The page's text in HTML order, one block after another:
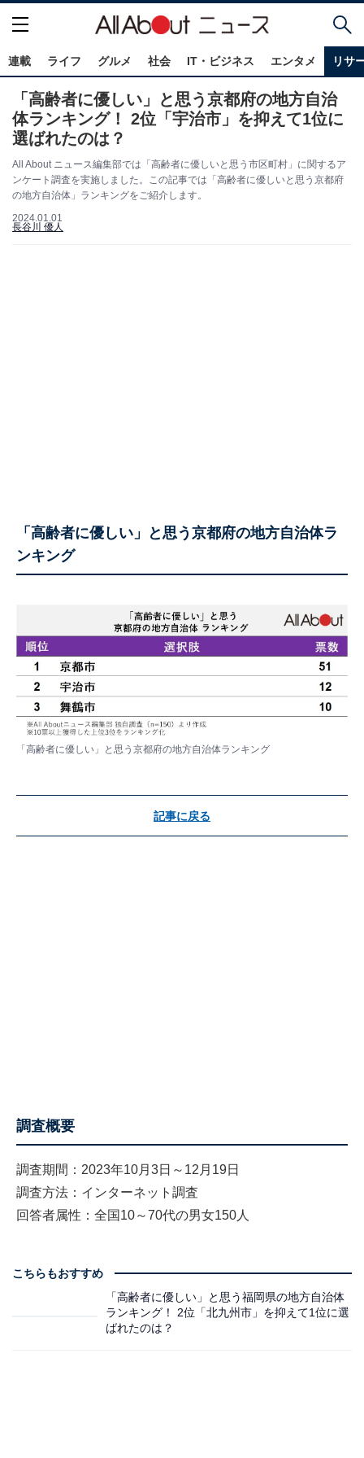
連載 ライフ グルメ 社会 IT・ビジネス エンタメ リサ
「高齢者に優しい」と思う京都府の地方自治
体ランキング！ 2位「宇治市」を抑えて1位に
選ばれたのは？
All About ニュース編集部では「高齢者に優しいと思う市区町村」に関するア
ンケート調査を実施しました。この記事では「高齢者に優しいと思う京都府
の地方自治体」ランキングをご紹介します。
2024.01.01
長谷川 優人
「高齢者に優しい」と思う京都府の地方自治体ラ
ンキング
「高齢者に優しい」と思う京都府の地方自治体ランキング
記事に戻る
調査概要
調査期間：2023年10月3日～12月19日
調査方法：インターネット調査
回答者属性：全国10～70代の男女150人
こちらもおすすめ
「高齢者に優しい」と思う福岡県の地方自治体
ランキング！ 2位「北九州市」を抑えて1位に選
ばれたのは？